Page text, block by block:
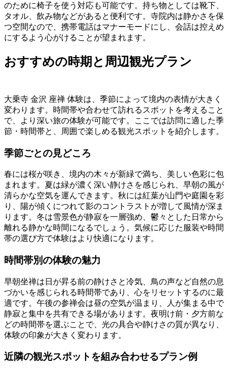
のために椅子を使う対応も可能です。持ち物としては靴下、
タオル、飲み物などがあると便利です。寺院内は静かさを保
つ空間なので、携帯電話はマナーモードにし、会話は控えめ
にするよう心がけることが望まれます。
おすすめの時期と周辺観光プラン
大乗寺 金沢 座禅 体験は、季節によって境内の表情が大きく
変わります。時間帯や合わせて訪れるスポットを考えること
で、より深い旅の体験が可能です。ここでは訪問に適した季
節・時間帯と、周囲で楽しめる観光スポットを紹介します。
季節ごとの見どころ
春には桜が咲き、境内の木々が新緑で満ち、美しい色彩に包
まれます。夏は緑が濃く深い静けさを感じられ、早朝の風が
清らかな空気を運んできます。秋には紅葉が山門や庭園を彩
り、陽が傾くにつれて影のコントラストが増して風情が深ま
ります。冬は雪景色が静寂を一層強め、鬱々とした日常から
離れる静かな時間になるでしょう。気候に応じた服装や時間
帯の選び方で体験はより快適になります。
時間帯別の体験の魅力
早朝坐禅は日が昇る前の静けさと冷気、鳥の声など自然の息
づかいを感じられる時間帯であり、心をリセットするのに最
適です。午後の参禅会は昼の空気が温まり、人が集まる中で
静寂と集中を共有できる場があります。夜明け前・夕方前な
どの時間帯を選ぶことで、光の具合や静けさの質が異なり、
体験の印象が大きく変わります。
近隣の観光スポットを組み合わせるプラン例